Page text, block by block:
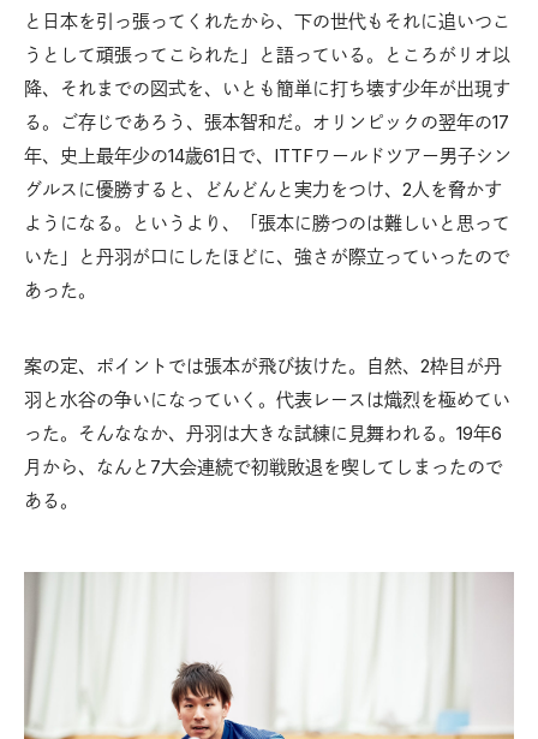
と日本を引っ張ってくれたから、下の世代もそれに追いつこ
うとして頑張ってこられた」と語っている。ところがリオ以
降、それまでの図式を、いとも簡単に打ち壊す少年が出現す
る。ご存じであろう、張本智和だ。オリンピックの翌年の17
年、史上最年少の14歳61日で、ITTFワールドツアー男子シン
グルスに優勝すると、どんどんと実力をつけ、2人を脅かす
ようになる。というより、「張本に勝つのは難しいと思って
いた」と丹羽が口にしたほどに、強さが際立っていったので
あった。
案の定、ポイントでは張本が飛び抜けた。自然、2枠目が丹
羽と水谷の争いになっていく。代表レースは熾烈を極めてい
った。そんななか、丹羽は大きな試練に見舞われる。19年6
月から、なんと7大会連続で初戦敗退を喫してしまったので
ある。